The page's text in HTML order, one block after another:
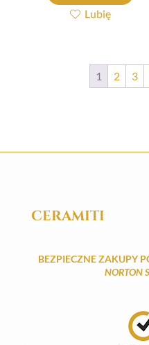
Lubię
1 2 3
CERAMITI
BEZPIECZNE ZAKUPY
NORTON